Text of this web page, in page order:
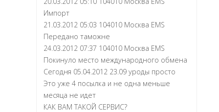
Импорт
21.03.2012 05:03 104010 Москва EMS
Передано таможне
24.03.2012 07:37 104010 Москва EMS
Покинуло место международного обмена
Сегодня 05.04.2012 23.09 уроды просто
Это уже 4 посылка и не одна меньше
месяца не идет
КАК ВАМ ТАКОЙ СЕРВИС?